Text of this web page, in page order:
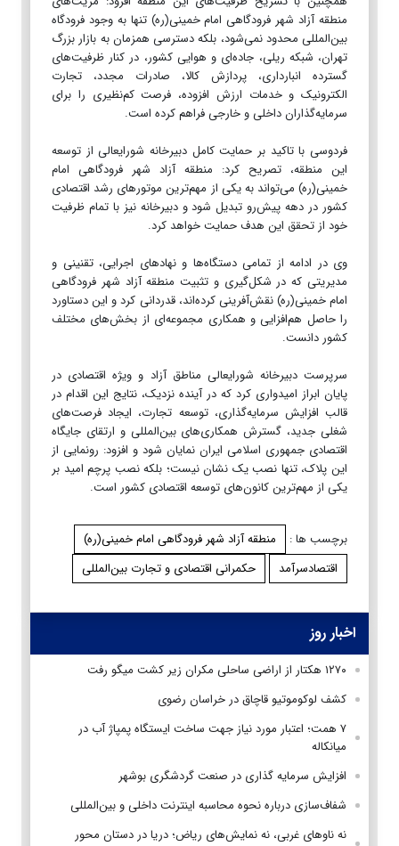
منطقه آزاد شهر فرودگاهی امام خمینی(ره) تنها به وجود فرودگاه
بین‌المللی محدود نمی‌شود، بلکه دسترسی همزمان به بازار بزرگ
تهران، شبکه ریلی، جاده‌ای و هوایی کشور، در کنار ظرفیت‌های
گسترده انبارداری، پردازش کالا، صادرات مجدد، تجارت
الکترونیک و خدمات ارزش افزوده، فرصت کم‌نظیری را برای
سرمایه‌گذاران داخلی و خارجی فراهم کرده است.
فردوسی با تاکید بر حمایت کامل دبیرخانه شورایعالی از توسعه
این منطقه، تصریح کرد: منطقه آزاد شهر فرودگاهی امام
خمینی(ره) می‌تواند به یکی از مهم‌ترین موتورهای رشد اقتصادی
کشور در دهه پیش‌رو تبدیل شود و دبیرخانه نیز با تمام ظرفیت
خود از تحقق این هدف حمایت خواهد کرد.
وی در ادامه از تمامی دستگاه‌ها و نهادهای اجرایی، تقنینی و
مدیریتی که در شکل‌گیری و تثبیت منطقه آزاد شهر فرودگاهی
امام خمینی(ره) نقش‌آفرینی کرده‌اند، قدردانی کرد و این دستاورد
را حاصل هم‌افزایی و همکاری مجموعه‌ای از بخش‌های مختلف
کشور دانست.
سرپرست دبیرخانه شورایعالی مناطق آزاد و ویژه اقتصادی در
پایان ابراز امیدواری کرد که در آینده نزدیک، نتایج این اقدام در
قالب افزایش سرمایه‌گذاری، توسعه تجارت، ایجاد فرصت‌های
شغلی جدید، گسترش همکاری‌های بین‌المللی و ارتقای جایگاه
اقتصادی جمهوری اسلامی ایران نمایان شود و افزود: رونمایی از
این پلاک، تنها نصب یک نشان نیست؛ بلکه نصب پرچم امید بر
یکی از مهم‌ترین کانون‌های توسعه اقتصادی کشور است.
برچسب ها :
منطقه آزاد شهر فرودگاهی امام خمینی(ره)
اقتصادسرآمد
حکمرانی اقتصادی و تجارت بین‌المللی
اخبار روز
۱۲۷۰ هکتار از اراضی ساحلی مکران زیر کشت میگو رفت
کشف لوکوموتیو قاچاق در خراسان رضوی
۷ همت؛ اعتبار مورد نیاز جهت ساخت ایستگاه پمپاژ آب در
میانکاله
افزایش سرمایه گذاری در صنعت گردشگری بوشهر
شفاف‌سازی درباره نحوه محاسبه اینترنت داخلی و بین‌المللی
نه ناوهای غربی، نه نمایش‌های ریاض؛ دریا در دستان محور